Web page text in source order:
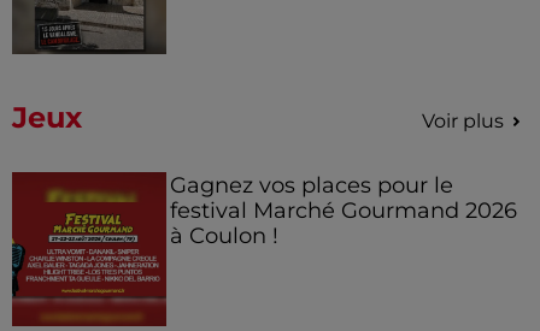
Jeux Voir plus
Gagnez vos places pour le
festival Marché Gourmand 2026
à Coulon !